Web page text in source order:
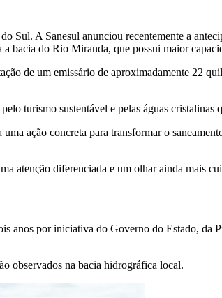
Sul. A Sanesul anunciou recentemente a
do Rio Miranda, que possui maior
de um emissário de aproximadamente 22
turismo sustentável e pelas águas cristalinas
ação concreta para transformar o
atenção diferenciada e um olhar ainda mais
anos por iniciativa do Governo do Estado, da
observados na bacia hidrográfica local.